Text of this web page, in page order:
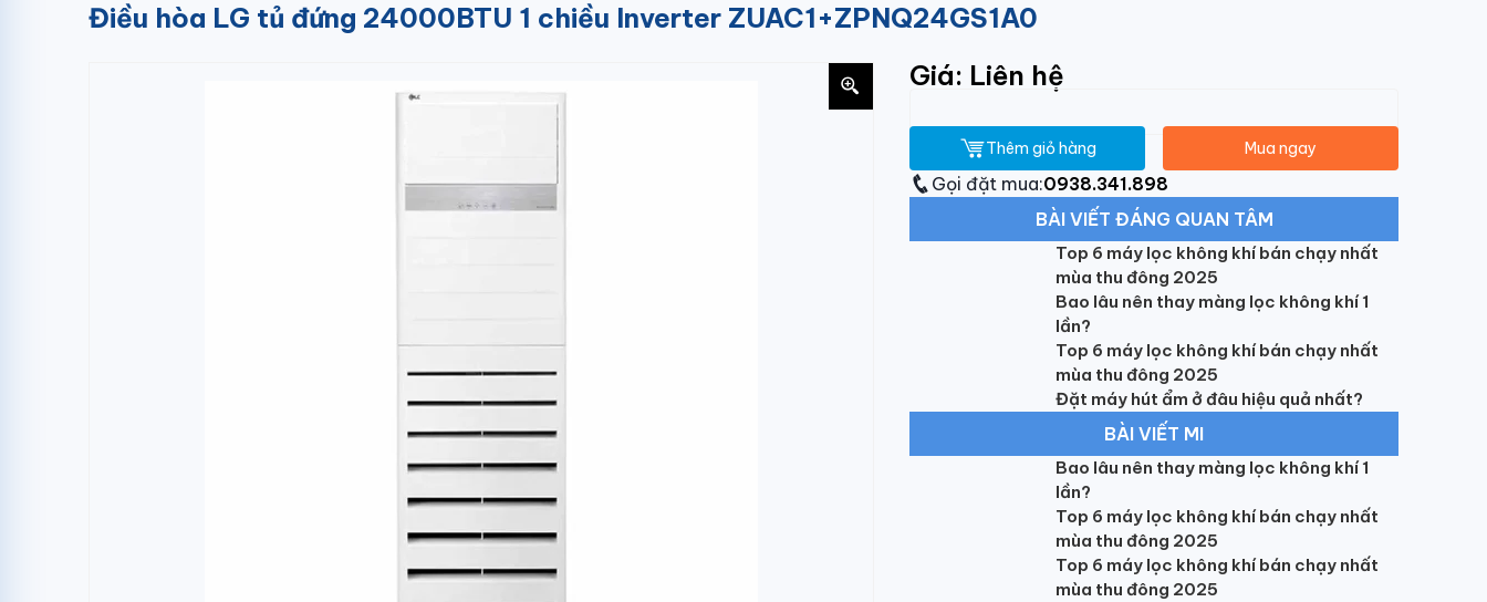
Điều hòa LG tủ đứng 24000BTU 1 chiều Inverter ZUAC1+ZPNQ24GS1A0
Giá: Liên hệ
Thêm giỏ hàng Mua ngay
Gọi đặt mua:0938.341.898
BÀI VIẾT ĐÁNG QUAN TÂM
Top 6 máy lọc không khí bán chạy nhất
mùa thu đông 2025
Bao lâu nên thay màng lọc không khí 1
lần?
Top 6 máy lọc không khí bán chạy nhất
mùa thu đông 2025
Đặt máy hút ẩm ở đâu hiệu quả nhất?
BÀI VIẾT MI
Bao lâu nên thay màng lọc không khí 1
lần?
Top 6 máy lọc không khí bán chạy nhất
mùa thu đông 2025
Top 6 máy lọc không khí bán chạy nhất
mùa thu đông 2025